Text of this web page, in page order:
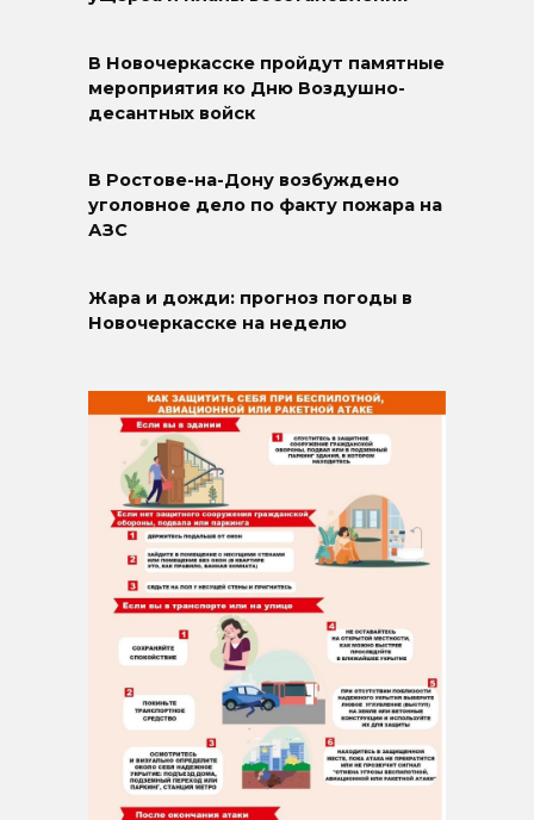
В Новочеркасске пройдут памятные
мероприятия ко Дню Воздушно-
десантных войск
В Ростове-на-Дону возбуждено
уголовное дело по факту пожара на
АЗС
Жара и дожди: прогноз погоды в
Новочеркасске на неделю